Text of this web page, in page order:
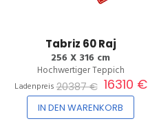
Tabriz 60 Raj
256 X 316 cm
Hochwertiger Teppich
Ladenpreis20387 € 16310 €
IN DEN WARENKORB